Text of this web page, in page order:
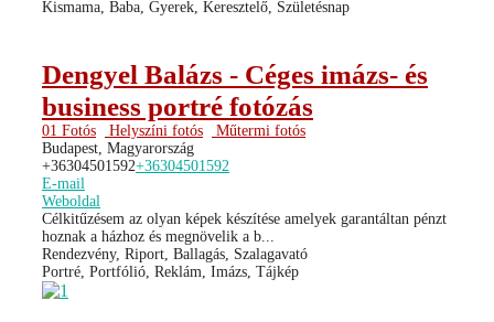
Kismama, Baba, Gyerek, Keresztelő, Születésnap
Dengyel Balázs - Céges imázs- és
business portré fotózás
01 Fotós Helyszíni fotós
Műtermi fotós
Budapest, Magyarország
+36304501592+36304501592
E-mail
Weboldal
Célkitűzésem az olyan képek készítése amelyek garantáltan pénzt
hoznak a házhoz és megnövelik a b...
Rendezvény, Riport, Ballagás, Szalagavató
Portré, Portfólió, Reklám, Imázs, Tájkép